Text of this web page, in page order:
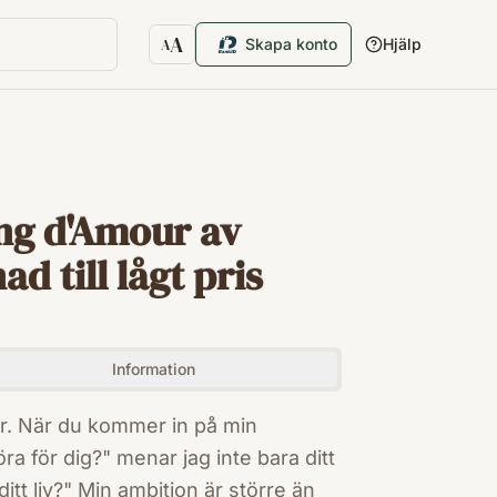
AA
Textstorlek
Skapa konto Hjälp
d'Amour av
till lågt pris
Information
När du kommer in på min
för dig?" menar jag inte bara ditt
liv?" Min ambition är större än